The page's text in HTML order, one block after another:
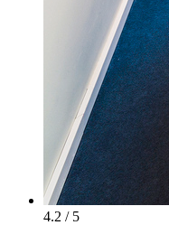
4.2 / 5